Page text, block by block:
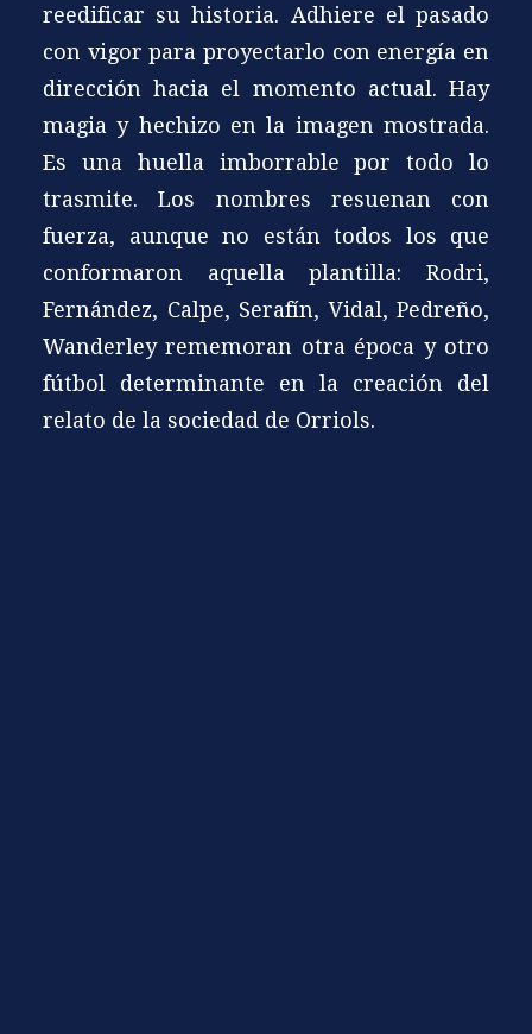
reedificar su historia. Adhiere el pasado
con vigor para proyectarlo con energía en
dirección hacia el momento actual. Hay
magia y hechizo en la imagen mostrada.
Es una huella imborrable por todo lo
trasmite. Los nombres resuenan con
fuerza, aunque no están todos los que
conformaron aquella plantilla: Rodri,
Fernández, Calpe, Serafín, Vidal, Pedreño,
Wanderley rememoran otra época y otro
fútbol determinante en la creación del
relato de la sociedad de Orriols.